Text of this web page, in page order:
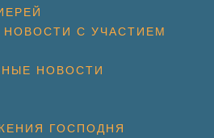
НОВОСТИ С УЧАСТИЕМ
НОВОСТИ
ГОСПОДНЯ